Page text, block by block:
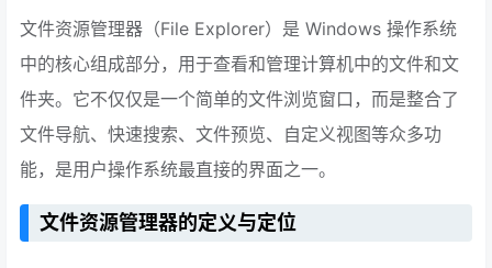
文件资源管理器（File Explorer）是 Windows 操作系统
中的核心组成部分，用于查看和管理计算机中的文件和文
件夹。它不仅仅是一个简单的文件浏览窗口，而是整合了
文件导航、快速搜索、文件预览、自定义视图等众多功
能，是用户操作系统最直接的界面之一。
文件资源管理器的定义与定位